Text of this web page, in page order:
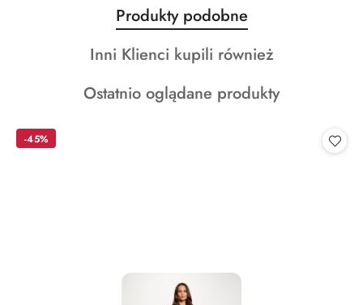
Pomiń karuzelę produktów
Produkty
o
statusie:
Produkty podobne
Produkty
statusie:
Inni Klienci kupili również
Produkty
Ostatnio oglądane produkty
-45%